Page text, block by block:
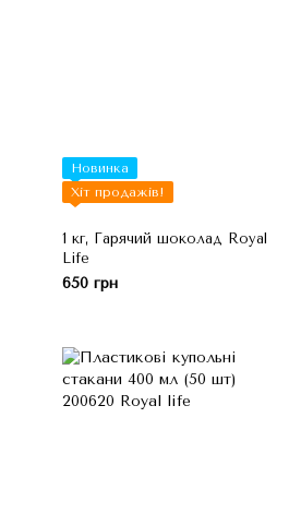
Новинка
Хіт продажів!
1 кг, Гарячий шоколад Royal
Life
650 грн